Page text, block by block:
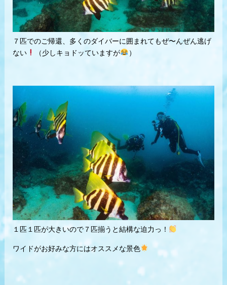
７匹でのご帰還、多くのダイバーに囲まれてもぜ〜んぜん逃げ
ない
（少しキョドッていますが ）
１匹１匹が大きいので７匹揃うと結構な迫力っ！
ワイドがお好みな方にはオススメな景色